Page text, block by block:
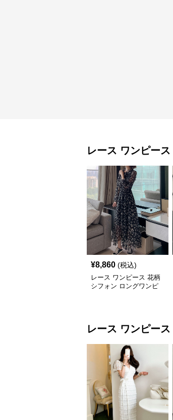
レース ワンピース
¥8,860 (税込)
レース ワンピース 花柄
シフォン ロングワンピ
レース ワンピース